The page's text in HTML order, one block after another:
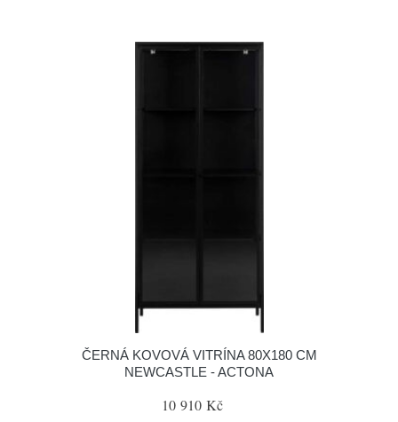
ČERNÁ KOVOVÁ VITRÍNA 80X180 CM
NEWCASTLE - ACTONA
10 910 Kč